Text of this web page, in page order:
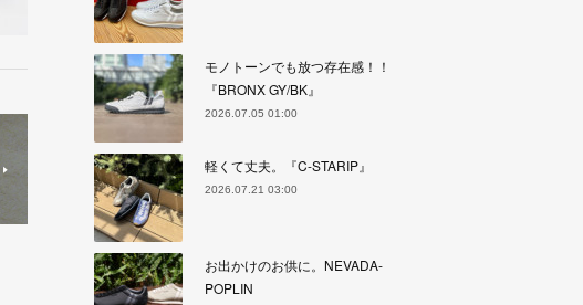
モノトーンでも放つ存在感！！
『BRONX GY/BK』
2026.07.05 01:00
軽くて丈夫。『C-STARIP』
2026.07.21 03:00
お出かけのお供に。NEVADA-
POPLIN